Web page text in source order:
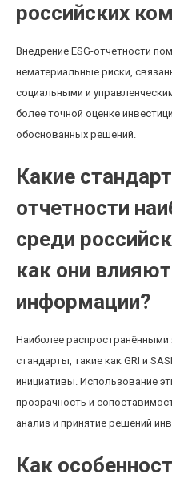
российских
Внедрение ESG-отчетности
нематериальные риски,
социальными и
более точной оценке
обоснованных решений.
Какие
отчетности
среди
как они
информации?
Наиболее
стандарты, такие как GRI и
инициативы. Использование
прозрачность и
анализ и принятие решений
Как